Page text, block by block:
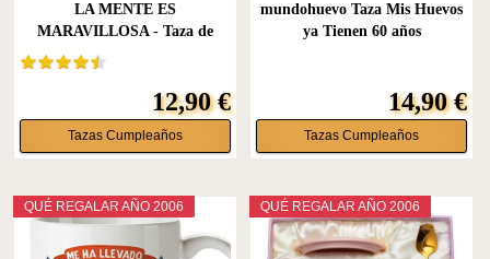
LA MENTE ES
MARAVILLOSA - Taza de
Cerámica con...
12,90 €
Tazas Cumpleaños
mundohuevo Taza Mis Huevos
ya Tienen 60 años
14,90 €
Tazas Cumpleaños
QUÉ REGALAR AÑO 2006 QUÉ REGALAR AÑO 2006